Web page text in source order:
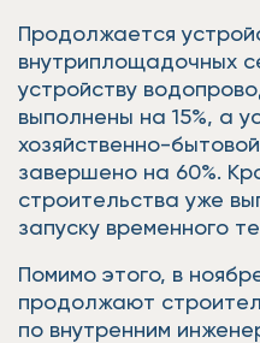
Продолжается
внутриплощадочных
устройству
выполнены на 15%, а
хозяйственно-
завершено на 60%.
строительства уже
запуску временного
Помимо этого, в
продолжают
по внутренним